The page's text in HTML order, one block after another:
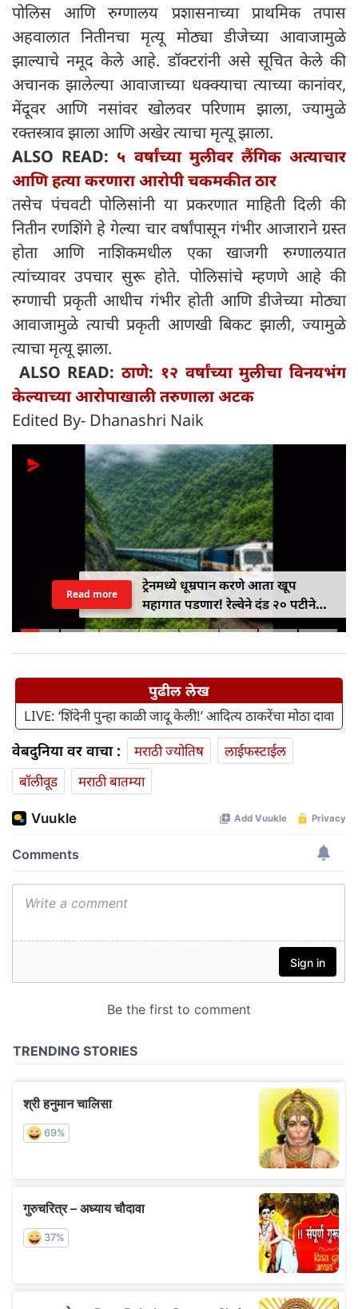
पोलिस आणि रुग्णालय प्रशासनाच्या प्राथमिक तपास
अहवालात नितीनचा मृत्यू मोठ्या डीजेच्या आवाजामुळे
झाल्याचे नमूद केले आहे. डॉक्टरांनी असे सूचित केले की
अचानक झालेल्या आवाजाच्या धक्क्याचा त्याच्या कानांवर,
मेंदूवर आणि नसांवर खोलवर परिणाम झाला, ज्यामुळे
रक्तस्त्राव झाला आणि अखेर त्याचा मृत्यू झाला.
ALSO READ: ५ वर्षांच्या मुलीवर लैंगिक अत्याचार
आणि हत्या करणारा आरोपी चकमकीत ठार
तसेच पंचवटी पोलिसांनी या प्रकरणात माहिती दिली की
नितीन रणशिंगे हे गेल्या चार वर्षांपासून गंभीर आजाराने ग्रस्त
होता आणि नाशिकमधील एका खाजगी रुग्णालयात
त्यांच्यावर उपचार सुरू होते. पोलिसांचे म्हणणे आहे की
रुग्णाची प्रकृती आधीच गंभीर होती आणि डीजेच्या मोठ्या
आवाजामुळे त्याची प्रकृती आणखी बिकट झाली, ज्यामुळे
त्याचा मृत्यू झाला.
ALSO READ:ठाणे: १२ वर्षांच्या मुलीचा विनयभंग
केल्याच्या आरोपाखाली तरुणाला अटक
Edited By- Dhanashri Naik
ट्रेनमध्ये धूम्रपान करणे आता खूप
महागात पडणार! रेल्वेने दंड २० पटीने
वाढवून ₹१०० वरून ₹२,००० केला
Read more
पुढील लेख
LIVE: ‘शिंदेनी पुन्हा काळी जादू केली!’ आदित्य ठाकरेंचा मोठा दावा
वेबदुनिया वर वाचा : मराठी ज्योतिष
लाईफस्टाईल
बॉलीवूड
मराठी बातम्या